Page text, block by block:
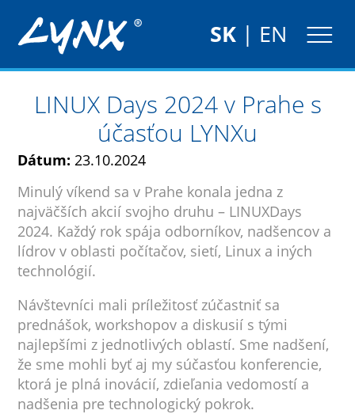
SK| EN
LINUX Days 2024 v Prahe s
účasťou LYNXu
Dátum: 23.10.2024
Minulý víkend sa v Prahe konala jedna z
najväčších akcií svojho druhu – LINUXDays
2024. Každý rok spája odborníkov, nadšencov a
lídrov v oblasti počítačov, sietí, Linux a iných
technológií.
Návštevníci mali príležitosť zúčastniť sa
prednášok, workshopov a diskusií s tými
najlepšími z jednotlivých oblastí. Sme nadšení,
že sme mohli byť aj my súčasťou konferencie,
ktorá je plná inovácií, zdieľania vedomostí a
nadšenia pre technologický pokrok.